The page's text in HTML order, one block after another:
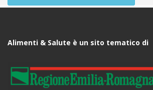
Alimenti & Salute è un sito tematico di